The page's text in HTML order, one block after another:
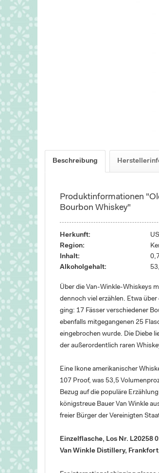
Beschreibung
Produktinformationen
Bourbon Whiskey"
Herkunft:
Region:
Inhalt:
0,7 l
Alkoholgehalt:
Über die Van-Winkle-Whiskeys
dennoch viel erzählen. Etwa
ging: 17 Fässer verschiedener
ebenfalls mitgegangenen 25
eingebrochen wurde. Die Diebe
der außerordentlich raren
Eine Ikone amerikanischer
107 Proof, was 53,5
Bezug auf die populäre
königstreue Bauer Van Winkle
freier Bürger der Vereinigten
Einzelflasche, Los Nr. L20258
Van Winkle Distillery,